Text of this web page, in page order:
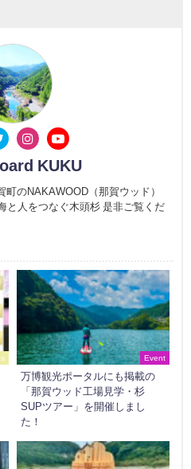
KUKU
のNAKAWOOD（那賀ウッド）
と人をつなぐ木頭杉 是非ご覧くだ
Event
万博観光ポータルにも掲載の
「那賀ウッド工場見学・杉
SUPツアー」を開催しまし
た！